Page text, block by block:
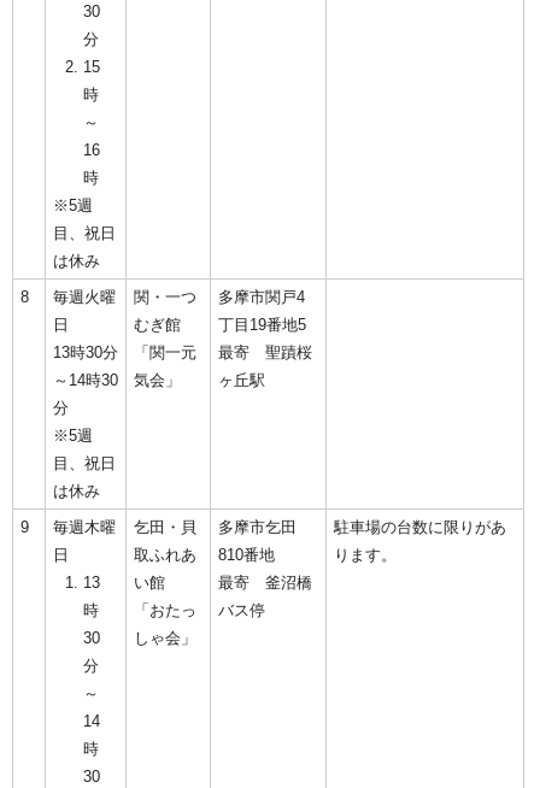
30
分
15
時
～
16
時
※5週
目、祝日
は休み
8
毎週火曜
日
13時30分
～14時30
分
※5週
目、祝日
は休み
関・一つ
むぎ館
「関一元
気会」
多摩市関戸4
丁目19番地5
最寄 聖蹟桜
ヶ丘駅
9
毎週木曜
日
13
時
30
分
～
14
時
30
乞田・貝
取ふれあ
い館
「おたっ
しゃ会」
多摩市乞田
810番地
最寄 釜沼橋
バス停
駐車場の台数に限りがあ
ります。